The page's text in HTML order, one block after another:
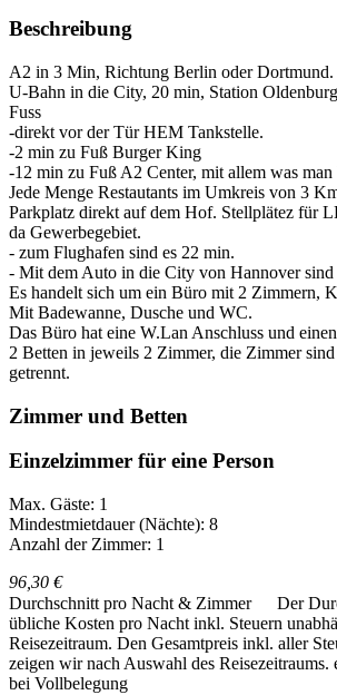
Beschreibung
A2 in 3 Min, Richtung Berlin oder Dortmund.
U-Bahn in die City, 20 min, Station
Fuss
-direkt vor der Tür HEM Tankstelle.
-2 min zu Fuß Burger King
-12 min zu Fuß A2 Center, mit allem was man
Jede Menge Restautants im Umkreis von 3
Parkplatz direkt auf dem Hof. Stellplätez für
da Gewerbegebiet.
- zum Flughafen sind es 22 min.
- Mit dem Auto in die City von Hannover sind
Es handelt sich um ein Büro mit 2 Zimmern,
Mit Badewanne, Dusche und WC.
Das Büro hat eine W.Lan Anschluss und
2 Betten in jeweils 2 Zimmer, die Zimmer
getrennt.
Zimmer und Betten
Einzelzimmer für eine Person
Max. Gäste: 1
Mindestmietdauer (Nächte): 8
Anzahl der Zimmer: 1
96,30 €
Durchschnitt pro Nacht & Zimmer
Der
übliche Kosten pro Nacht inkl. Steuern
Reisezeitraum. Den Gesamtpreis inkl. aller
zeigen wir nach Auswahl des Reisezeitraums.
bei Vollbelegung